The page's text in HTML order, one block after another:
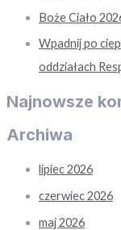
Boże Ciało
Wpadnij po
oddziałach
Najnowsze
Archiwa
lipiec 2026
czerwiec 2026
maj 2026